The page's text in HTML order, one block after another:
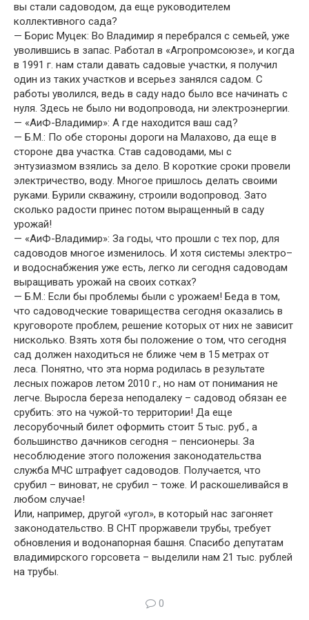
вы стали садоводом, да еще руководителем
коллективного сада?
— Борис Муцек: Во Владимир я перебрался с семьей, уже
уволившись в запас. Работал в «Агропромсоюзе», и когда
в 1991 г. нам стали давать садовые участки, я получил
один из таких участков и всерьез занялся садом. С
работы уволился, ведь в саду надо было все начинать с
нуля. Здесь не было ни водопровода, ни электроэнергии.
— «АиФ-Владимир»: А где находится ваш сад?
— Б.М.: По обе стороны дороги на Малахово, да еще в
стороне два участка. Став садоводами, мы с
энтузиазмом взялись за дело. В короткие сроки провели
электричество, воду. Многое пришлось делать своими
руками. Бурили скважину, строили водопровод. Зато
сколько радости принес потом выращенный в саду
урожай!
— «АиФ-Владимир»: За годы, что прошли с тех пор, для
садоводов многое изменилось. И хотя системы электро–
и водоснабжения уже есть, легко ли сегодня садоводам
выращивать урожай на своих сотках?
— Б.М.: Если бы проблемы были с урожаем! Беда в том,
что садоводческие товарищества сегодня оказались в
круговороте проблем, решение которых от них не зависит
нисколько. Взять хотя бы положение о том, что сегодня
сад должен находиться не ближе чем в 15 метрах от
леса. Понятно, что эта норма родилась в результате
лесных пожаров летом 2010 г., но нам от понимания не
легче. Выросла береза неподалеку – садовод обязан ее
срубить: это на чужой-то территории! Да еще
лесорубочный билет оформить стоит 5 тыс. руб., а
большинство дачников сегодня – пенсионеры. За
несоблюдение этого положения законодательства
служба МЧС штрафует садоводов. Получается, что
срубил – виноват, не срубил – тоже. И раскошеливайся в
любом случае!
Или, например, другой «угол», в который нас загоняет
законодательство. В СНТ проржавели трубы, требует
обновления и водонапорная башня. Спасибо депутатам
владимирского горсовета – выделили нам 21 тыс. рублей
на трубы.
0